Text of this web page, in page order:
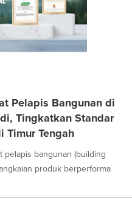
Pelapis Bangunan di
Tingkatkan Standar
Timur Tengah
pelapis bangunan (building
produk berperforma